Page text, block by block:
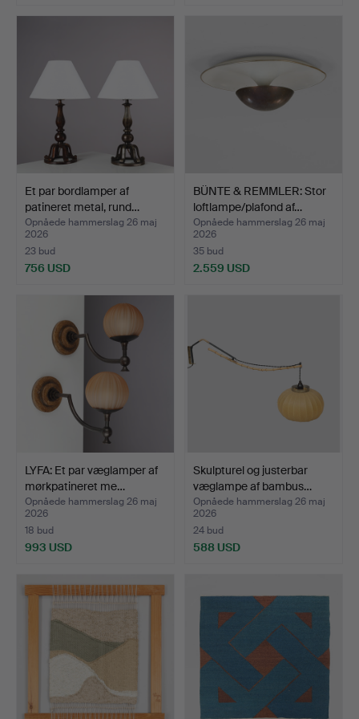
Et par bordlamper af
patineret metal, rund…
Opnåede hammerslag 26 maj
2026
23 bud
756 USD
BÜNTE & REMMLER: Stor
loftlampe/plafond af…
Opnåede hammerslag 26 maj
2026
35 bud
2.559 USD
LYFA: Et par væglamper af
mørkpatineret me…
Opnåede hammerslag 26 maj
2026
18 bud
993 USD
Skulpturel og justerbar
væglampe af bambus…
Opnåede hammerslag 26 maj
2026
24 bud
588 USD